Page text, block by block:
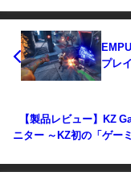
プレ
【製品レビュー】KZ
ニター ～KZ初の「ゲー